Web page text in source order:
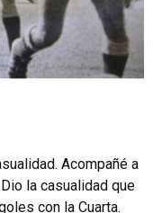
Acompañé a
la casualidad que
con la Cuarta.